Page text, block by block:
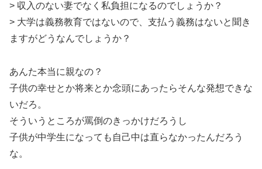
> 収入のない妻でなく私負担になるのでしょうか？
> 大学は義務教育ではないので、支払う義務はないと聞き
ますがどうなんでしょうか？
あんた本当に親なの？
子供の幸せとか将来とか念頭にあったらそんな発想できな
いだろ。
そういうところが罵倒のきっかけだろうし
子供が中学生になっても自己中は直らなかったんだろう
な。